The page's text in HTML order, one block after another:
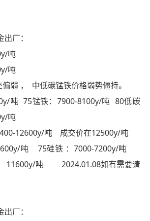
厂：
吨
吨
弱 ， 中低碳锰铁价格弱势僵持。
吨 75锰铁：7900-8100y/吨 80低碳
吨
12600y/吨 成交价在12500y/吨
吨 75硅铁 ：7000-7200y/吨
11600y/吨 2024.01.08如有需要请
厂：